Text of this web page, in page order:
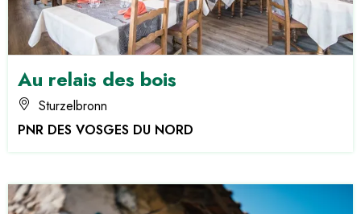
Au relais des bois
Sturzelbronn
PNR DES VOSGES DU NORD